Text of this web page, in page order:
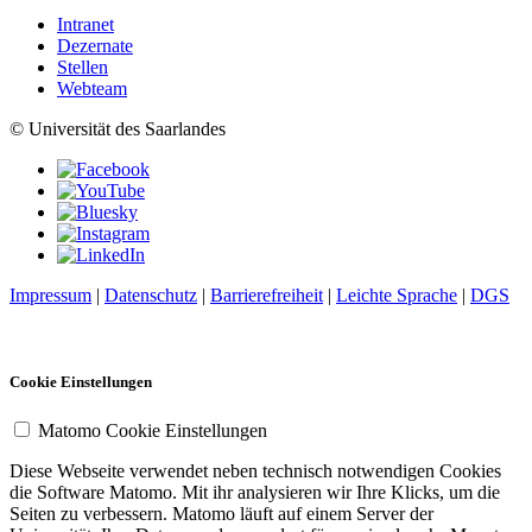
Intranet
Dezernate
Stellen
Webteam
© Universität des Saarlandes
Impressum | Datenschutz | Barrierefreiheit | Leichte Sprache | DGS
Cookie Einstellungen
Matomo Cookie Einstellungen
Diese Webseite verwendet neben technisch notwendigen Cookies
die Software Matomo. Mit ihr analysieren wir Ihre Klicks, um die
Seiten zu verbessern. Matomo läuft auf einem Server der